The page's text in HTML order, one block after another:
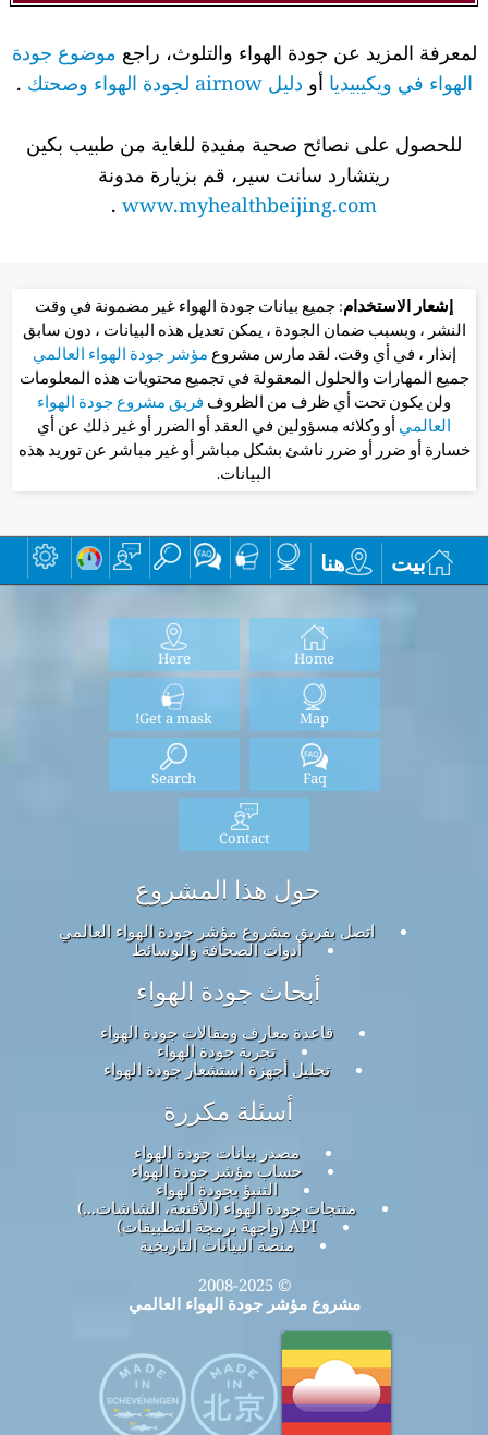
لمعرفة المزيد عن جودة الهواء والتلوث، راجع موضوع جودة
الهواء في ويكيبيديا أو دليل airnow لجودة الهواء وصحتك .
للحصول على نصائح صحية مفيدة للغاية من طبيب بكين
ريتشارد سانت سير، قم بزيارة مدونة
www.myhealthbeijing.com
.
إشعار الاستخدام: جميع بيانات جودة الهواء غير مضمونة في وقت
النشر ، وبسبب ضمان الجودة ، يمكن تعديل هذه البيانات ، دون سابق
إنذار ، في أي وقت. لقد مارس مشروع مؤشر جودة الهواء العالمي
جميع المهارات والحلول المعقولة في تجميع محتويات هذه المعلومات
ولن يكون تحت أي ظرف من الظروف فريق مشروع جودة الهواء
العالمي أو وكلائه مسؤولين في العقد أو الضرر أو غير ذلك عن أي
خسارة أو ضرر أو ضرر ناشئ بشكل مباشر أو غير مباشر عن توريد هذه
البيانات.
بيت هنا
Home
Here
Map
Get a mask!
Faq
Search
Contact
حول هذا المشروع
اتصل بفريق مشروع مؤشر جودة الهواء العالمي
أدوات الصحافة والوسائط
أبحاث جودة الهواء
قاعدة معارف ومقالات جودة الهواء
تجربة جودة الهواء
تحليل أجهزة استشعار جودة الهواء
أسئلة مكررة
مصدر بيانات جودة الهواء
حساب مؤشر جودة الهواء
التنبؤ بجودة الهواء
منتجات جودة الهواء (الأقنعة، الشاشات...)
API (واجهة برمجة التطبيقات)
منصة البيانات التاريخية
© 2008-2025
مشروع مؤشر جودة الهواء العالمي